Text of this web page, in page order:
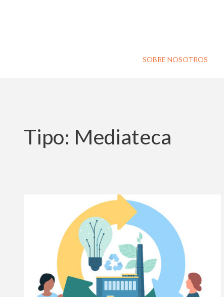
SOBRE NOSOTROS
Tipo: Mediateca